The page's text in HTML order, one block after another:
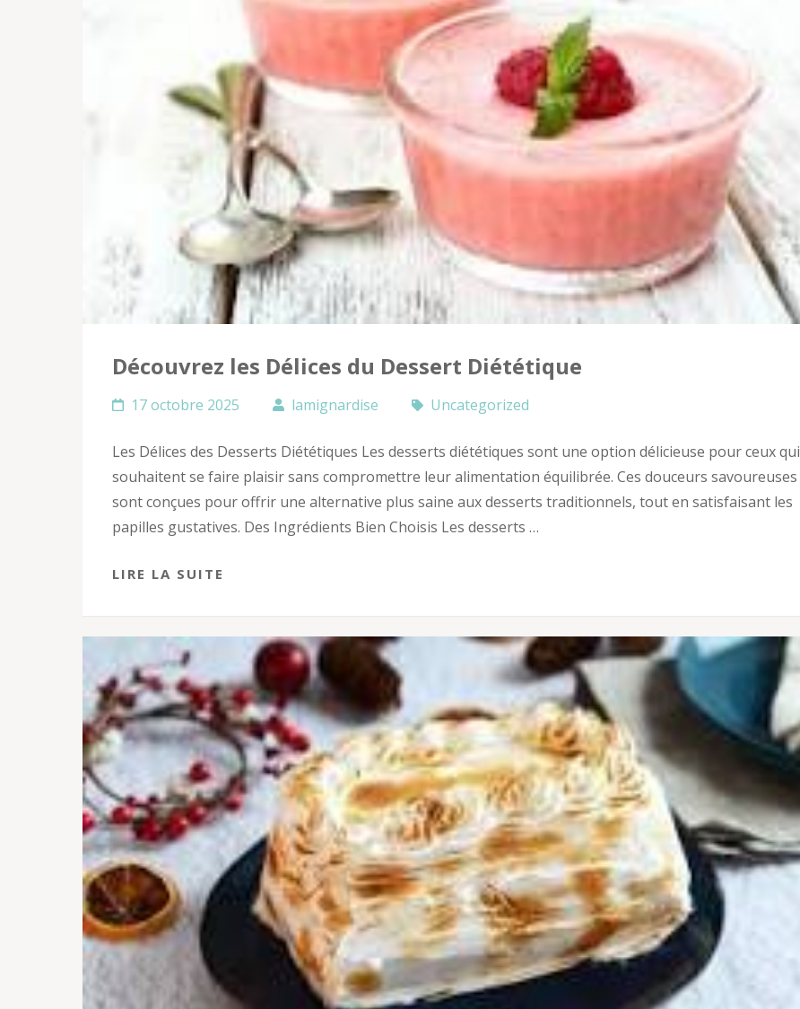
Découvrez les Délices du Dessert Diététique
17 octobre 2025 lamignardise Uncategorized
Les Délices des Desserts Diététiques Les desserts diététiques sont une option délicieuse pour ceux qui
souhaitent se faire plaisir sans compromettre leur alimentation équilibrée. Ces douceurs savoureuses
sont conçues pour offrir une alternative plus saine aux desserts traditionnels, tout en satisfaisant les
papilles gustatives. Des Ingrédients Bien Choisis Les desserts …
LIRE LA SUITE